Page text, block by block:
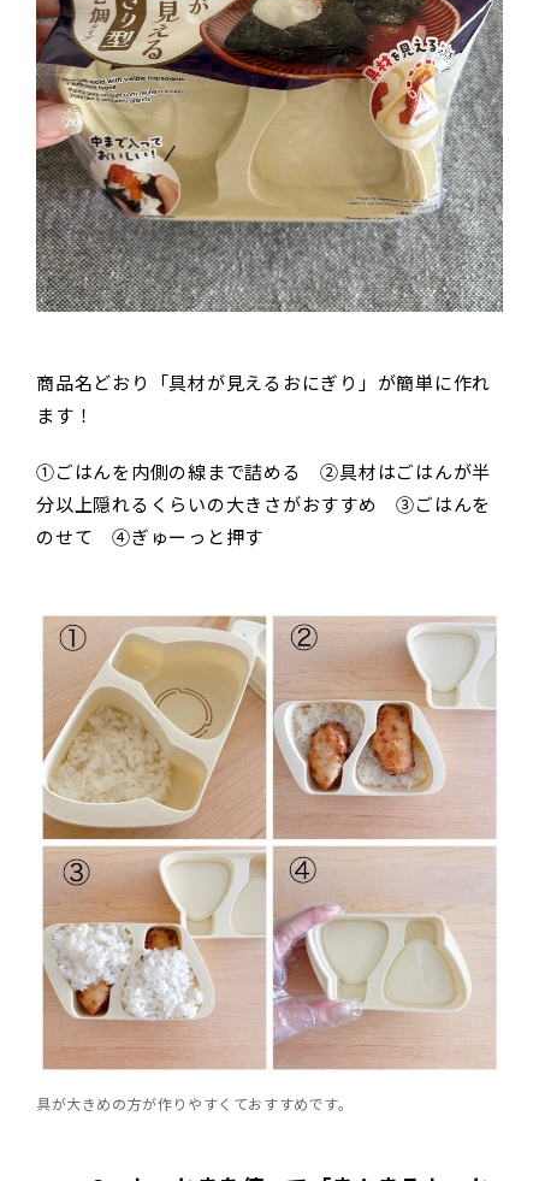
商品名どおり「具材が見えるおにぎり」が簡単に作れ
ます！
①ごはんを内側の線まで詰める ②具材はごはんが半
分以上隠れるくらいの大きさがおすすめ ③ごはんを
のせて ④ぎゅーっと押す
具が大きめの方が作りやすくておすすめです。